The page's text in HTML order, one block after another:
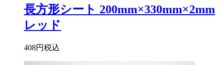
長方形シート 200mm×330mm×2mm
レッド
408円税込